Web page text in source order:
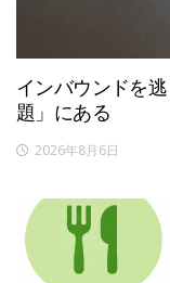
インバウンドを
題」にある
2026年8月6日